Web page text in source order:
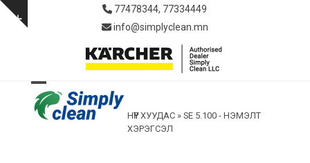
Skip
Show
77478344, 77334449
info@simplyclean.mn
Open
mobile
Close
mobile
НҮҮР ХУУДАС» SE 5.100 - НЭМЭЛТ
ХЭРЭГСЭЛ